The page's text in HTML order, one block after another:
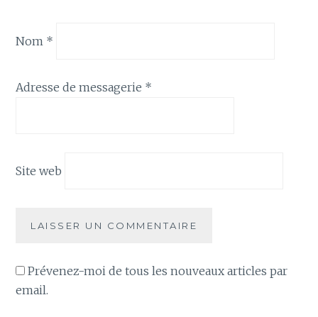
Nom *
Adresse de messagerie *
Site web
Prévenez-moi de tous les nouveaux articles par
email.